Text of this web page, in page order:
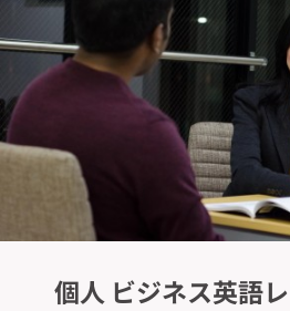
個人 ビジネス英語